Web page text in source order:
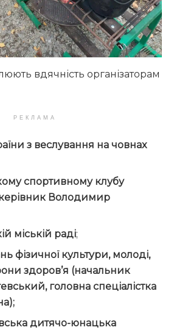
вдячність організаторам
РЕКЛАМА
з веслування на човнах
спортивному клубу
Володимир
міській раді;
фізичної культури, молоді,
здоров’я (начальник
головна спеціалістка
дитячо-юнацька